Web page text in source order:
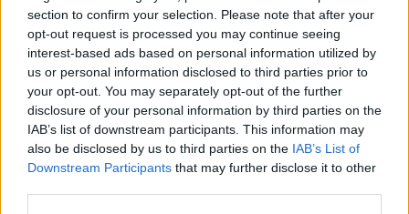
section to confirm your selection. Please note that after your
opt-out request is processed you may continue seeing
interest-based ads based on personal information utilized by
us or personal information disclosed to third parties prior to
your opt-out. You may separately opt-out of the further
disclosure of your personal information by third parties on the
IAB’s list of downstream participants. This information may
also be disclosed by us to third parties on the IAB’s List of
Downstream Participants that may further disclose it to other
Η Μπιενάλε της Βενετίας, μία από τις
σημαντικότερες εκθέσεις τέχνης παγκοσμίως,
πρόκειται να φιλοξενήσει τη Ρωσία για πρώτη
φορά από τον Φεβρουάριο 2022, σε μια κίνηση
που έχει προκαλέσει έντονες αντιδράσεις στην
Ευρώπη.